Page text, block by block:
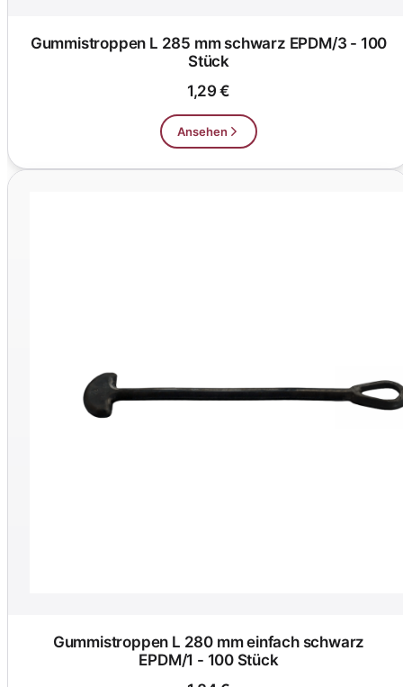
Gummistroppen L 285 mm schwarz EPDM/3 - 100
Stück
1,29 €
Ansehen
Gummistroppen L 280 mm einfach schwarz
EPDM/1 - 100 Stück